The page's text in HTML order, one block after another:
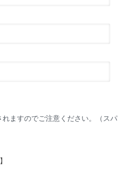
ますのでご注意ください。（スパ